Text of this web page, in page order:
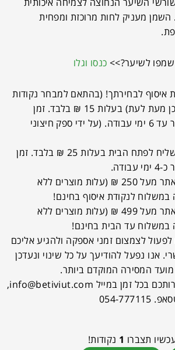
מעניק לחות מרוכזת ומפחית
שמפו לשיער?>> כנסו וגלו
איסוף לבחירתך! (בהתאם למבחר נקודות
מוצע המתעדכן מעת לעת) בעלות 15 ₪ בלבד. זמן
אספקה משוער עד 6 ימי עבודה. (על ידי ספק חיצוני
• משלוח ע"י שליח לפתח הבית בעלות 25 ₪ בלבד. זמן
• כל רכישה באתר מעל 250 ₪ (עלות מוצרים ללא
לנקודת איסוף בחינם!
• כל רכישה באתר מעל 499 ₪ (עלות מוצרים ללא
במשלוח עד הבית בחינם!
לפעול לצמצום זמני אספקה ולהגיע אליכם
אנו נפעל להודיעך על כל שינוי ונעדכן
המסירה המוקדם ביותר.
בכל זמן במייל info@betiviut.com
,
777115
תצברו 1 נקודות!